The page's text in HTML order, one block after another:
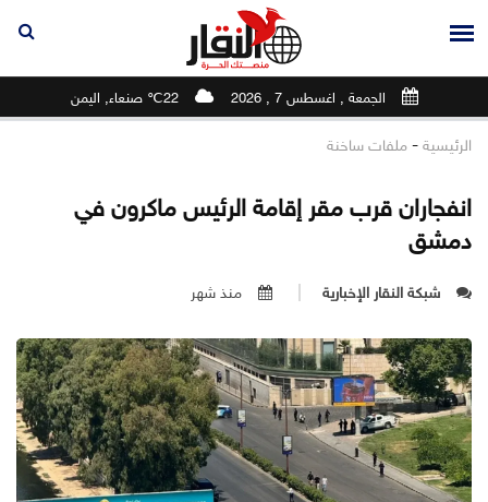
الجمعة , اغسطس 7 , 2026 22℃ صنعاء, اليمن
الرئيسية - ملفات ساخنة
انفجاران قرب مقر إقامة الرئيس ماكرون في
دمشق
شبكة النقار الإخبارية منذ شهر